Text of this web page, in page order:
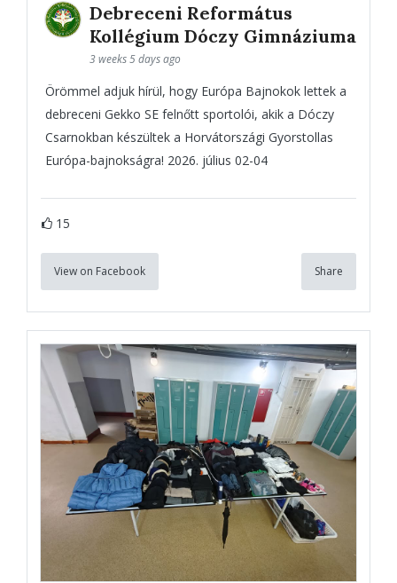
Debreceni Református
Kollégium Dóczy Gimnáziuma
3 weeks 5 days ago
Örömmel adjuk hírül, hogy Európa Bajnokok lettek a
debreceni Gekko SE felnőtt sportolói, akik a Dóczy
Csarnokban készültek a Horvátországi Gyorstollas
Európa-bajnokságra! 2026. július 02-04
15
View on Facebook Share